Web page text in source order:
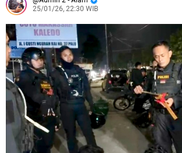
25/01/26, 22:30 WIB